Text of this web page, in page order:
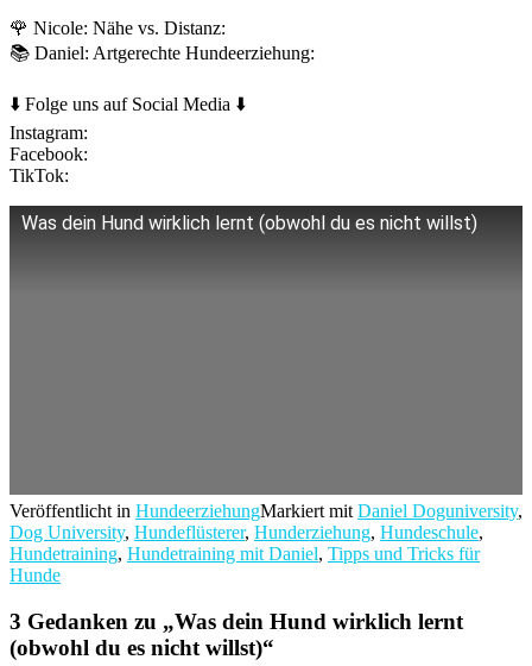
🌹 Nicole: Nähe vs. Distanz:
📚 Daniel: Artgerechte Hundeerziehung:
⬇️ Folge uns auf Social Media ⬇️
Instagram:
Facebook:
TikTok:
Was dein Hund wirklich lernt (obwohl du es nicht willst)
Veröffentlicht in HundeerziehungMarkiert mit Daniel Doguniversity,
Dog University, Hundeflüsterer, Hunderziehung, Hundeschule,
Hundetraining, Hundetraining mit Daniel, Tipps und Tricks für
Hunde
3 Gedanken zu „Was dein Hund wirklich lernt
(obwohl du es nicht willst)“